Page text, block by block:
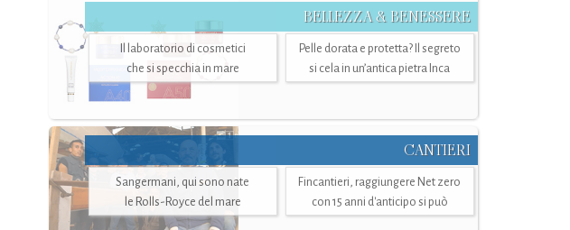
BELLEZZA & BENESSERE
Il laboratorio di cosmetici
che si specchia in mare
Pelle dorata e protetta? Il segreto
si cela in un’antica pietra Inca
CANTIERI
Sangermani, qui sono nate
le Rolls-Royce del mare
Fincantieri, raggiungere Net zero
con 15 anni d'anticipo si può